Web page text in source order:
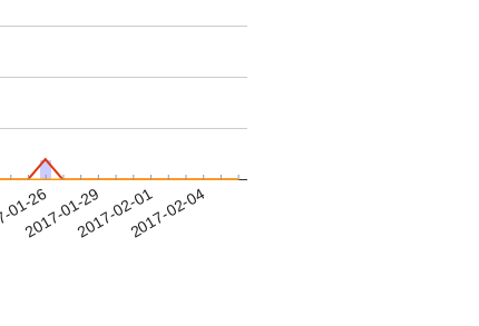
26
2017-01-292017-02-012017-02-04